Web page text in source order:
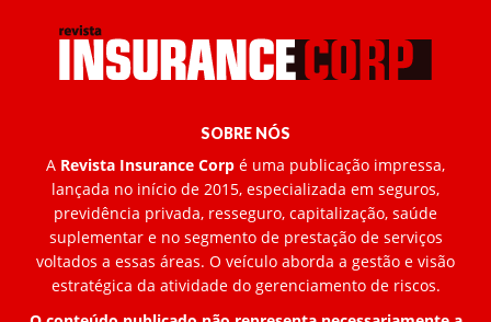
SOBRE NÓS
A Revista Insurance Corp é uma publicação impressa,
lançada no início de 2015, especializada em seguros,
previdência privada, resseguro, capitalização, saúde
suplementar e no segmento de prestação de serviços
voltados a essas áreas. O veículo aborda a gestão e visão
estratégica da atividade do gerenciamento de riscos.